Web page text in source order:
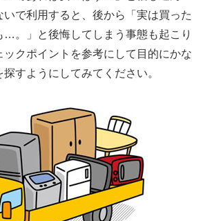
で利用すると、後から「実は買った
…。」と後悔してしまう事態も起こり
クポイントを参考にして目的にかな
すようにしてみてください。